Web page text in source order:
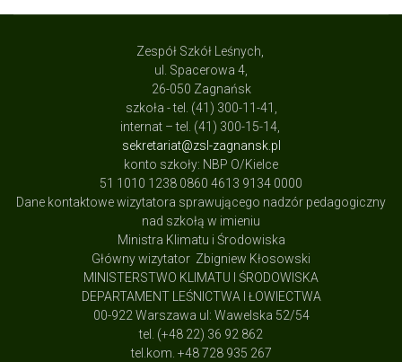
Zespół Szkół Leśnych,
ul. Spacerowa 4,
26-050 Zagnańsk
szkoła - tel. (41) 300-11-41,
internat – tel. (41) 300-15-14,
sekretariat@zsl-zagnansk.pl
konto szkoły: NBP O/Kielce
51 1010 1238 0860 4613 9134 0000
Dane kontaktowe wizytatora sprawującego nadzór pedagogiczny
nad szkołą w imieniu
Ministra Klimatu i Środowiska
Główny wizytator Zbigniew Kłosowski
MINISTERSTWO KLIMATU I ŚRODOWISKA
DEPARTAMENT LEŚNICTWA I ŁOWIECTWA
00-922 Warszawa ul: Wawelska 52/54
tel. (+48 22) 36 92 862
tel.kom. +48 728 935 267